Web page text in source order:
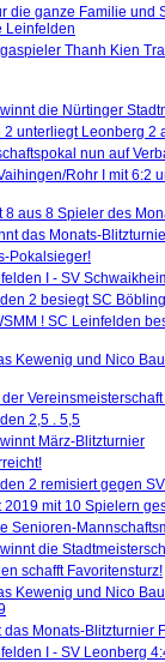
die ganze Familie und
Leinfelden
Thanh Kien
die Nürtinger
unterliegt Leonberg 2
nun auf
Rohr I mit 6:2
8 aus 8 Spieler des
das Monats-
Pokalsieger!
I - SV
2 besiegt SC
! SC Leinfelden
Kewenig und Nico
2,5 . 5,5
März-Blitzturnier
2 remisiert gegen
2019 mit 10 Spielern
Senioren-
die
schafft Favoritensturz!
Kewenig und Nico
das Monats-Blitzturnier
I - SV Leonberg